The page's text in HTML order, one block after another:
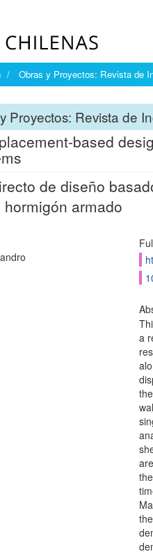
Obras y Proyectos: Revista de
Proyectos: Revista de
based
de diseño
armado
a